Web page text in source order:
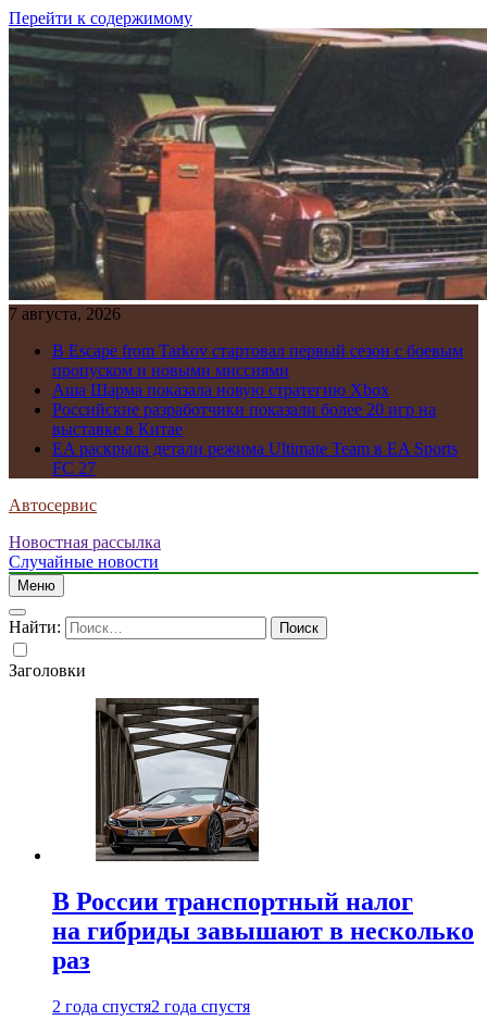
Перейти к содержимому
7 августа, 2026
В Escape from Tarkov стартовал первый сезон с боевым
пропуском и новыми миссиями
Аша Шарма показала новую стратегию Xbox
Российские разработчики показали более 20 игр на
выставке в Китае
EA раскрыла детали режима Ultimate Team в EA Sports
FC 27
Автосервис
Новостная рассылка
Случайные новости
Меню
Найти:
Заголовки
В России транспортный налог
на гибриды завышают в несколько
раз
2 года спустя2 года спустя